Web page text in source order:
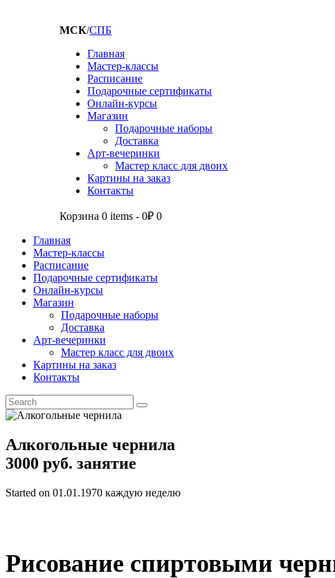
МСК/СПБ
Главная
Мастер-классы
Расписание
Подарочные сертификаты
Онлайн-курсы
Магазин
Подарочные наборы
Доставка
Арт-вечеринки
Мастер класс для двоих
Картины на заказ
Контакты
Корзина 0 items -0₽ 0
Главная
Мастер-классы
Расписание
Подарочные сертификаты
Онлайн-курсы
Магазин
Подарочные наборы
Доставка
Арт-вечеринки
Мастер класс для двоих
Картины на заказ
Контакты
Алкогольные чернила
3000 руб. занятие
Started on 01.01.1970 каждую неделю
Рисование спиртовыми